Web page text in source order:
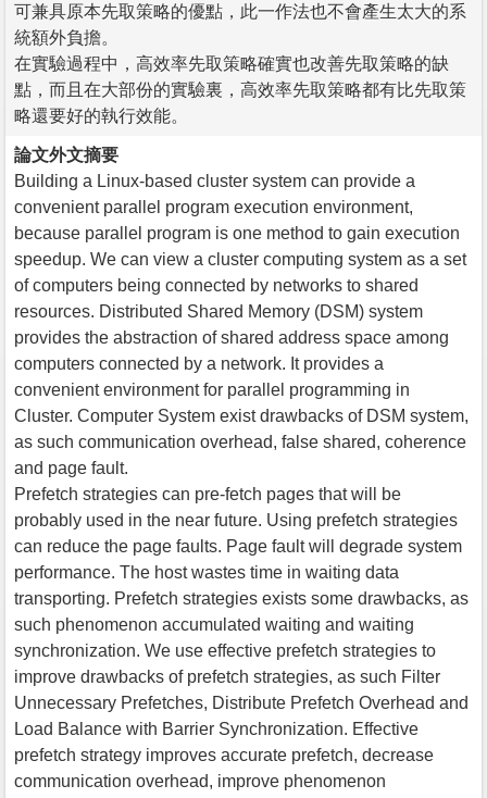
可兼具原本先取策略的優點，此一作法也不會產生太大的系
統額外負擔。
在實驗過程中，高效率先取策略確實也改善先取策略的缺
點，而且在大部份的實驗裏，高效率先取策略都有比先取策
略還要好的執行效能。
論文外文摘要
Building a Linux-based cluster system can provide a
convenient parallel program execution environment,
because parallel program is one method to gain execution
speedup. We can view a cluster computing system as a set
of computers being connected by networks to shared
resources. Distributed Shared Memory (DSM) system
provides the abstraction of shared address space among
computers connected by a network. It provides a
convenient environment for parallel programming in
Cluster. Computer System exist drawbacks of DSM system,
as such communication overhead, false shared, coherence
and page fault.
Prefetch strategies can pre-fetch pages that will be
probably used in the near future. Using prefetch strategies
can reduce the page faults. Page fault will degrade system
performance. The host wastes time in waiting data
transporting. Prefetch strategies exists some drawbacks, as
such phenomenon accumulated waiting and waiting
synchronization. We use effective prefetch strategies to
improve drawbacks of prefetch strategies, as such Filter
Unnecessary Prefetches, Distribute Prefetch Overhead and
Load Balance with Barrier Synchronization. Effective
prefetch strategy improves accurate prefetch, decrease
communication overhead, improve phenomenon